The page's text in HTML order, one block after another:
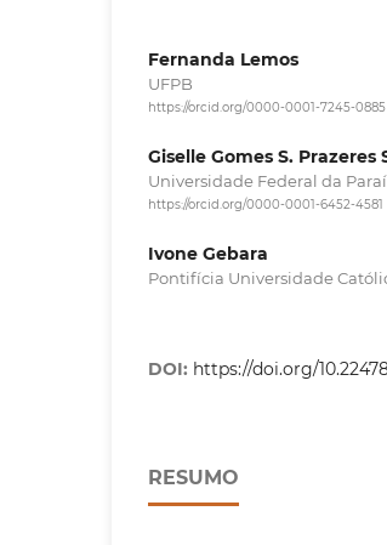
Fernanda Lemos
UFPB
https://orcid.org/0000-0001-7245-0885
Giselle Gomes S. Prazeres
Universidade Federal da
https://orcid.org/0000-0001-6452-4581
Ivone Gebara
Pontifícia Universidade
DOI: https://doi.org/
RESUMO